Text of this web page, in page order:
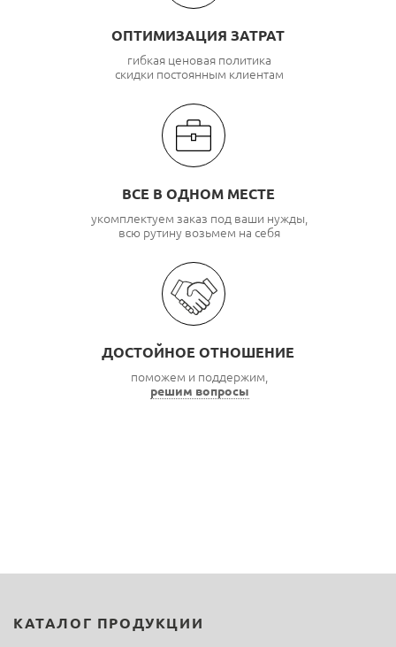
ОПТИМИЗАЦИЯ ЗАТРАТ
гибкая ценовая политика
скидки постоянным клиентам
ВСЕ В ОДНОМ МЕСТЕ
укомплектуем заказ под ваши нужды,
всю рутину возьмем на себя
ДОСТОЙНОЕ ОТНОШЕНИЕ
поможем и поддержим,
решим вопросы
КАТАЛОГ ПРОДУКЦИИ